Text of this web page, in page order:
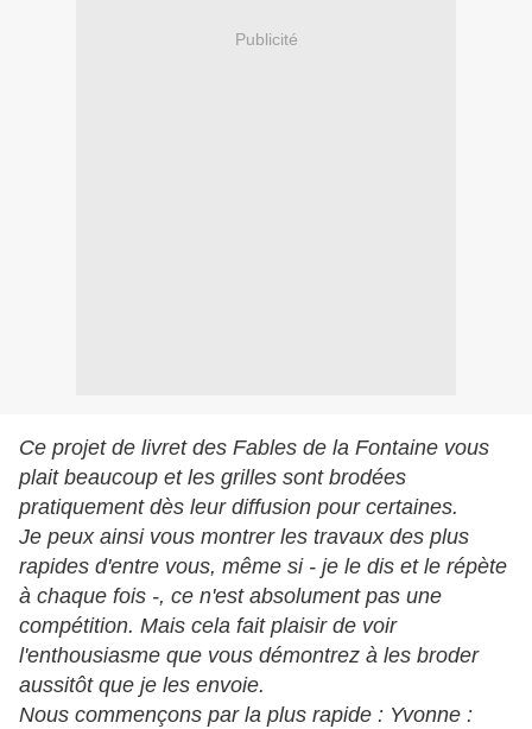
Publicité
Ce projet de livret des Fables de la Fontaine vous
plait beaucoup et les grilles sont brodées
pratiquement dès leur diffusion pour certaines.
Je peux ainsi vous montrer les travaux des plus
rapides d'entre vous, même si - je le dis et le répète
à chaque fois -, ce n'est absolument pas une
compétition. Mais cela fait plaisir de voir
l'enthousiasme que vous démontrez à les broder
aussitôt que je les envoie.
Nous commençons par la plus rapide : Yvonne :